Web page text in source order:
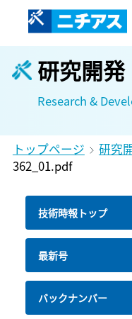
研究開発
Research &
トップページ 研究
362_01.pdf
技術時報トップ
最新号
バックナンバー